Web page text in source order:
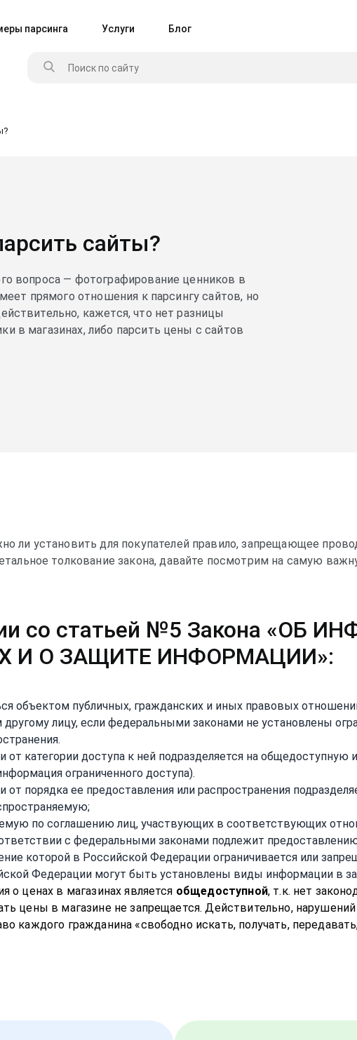
парсинга Услуги Блог
сайты?
вопроса — фотографирование ценников в
прямого отношения к парсингу сайтов, но
кажется, что нет разницы
в магазинах, либо парсить цены с сайтов
ли установить для покупателей правило, запрещающее
толкование закона, давайте посмотрим на самую
со статьей №5 Закона
И О ЗАЩИТЕ ИНФОРМАЦИИ»:
объектом публичных, гражданских и иных правовых
лицу, если федеральными законами не установлены
категории доступа к ней подразделяется на
ограниченного доступа).
порядка ее предоставления или распространения
по соглашению лиц, участвующих в соответствующих
с федеральными законами подлежит
которой в Российской Федерации ограничивается или
Федерации могут быть установлены виды информации в
о ценах в магазинах является общедоступной, т.к. нет
цены в магазине не запрещается. Действительно,
каждого гражданина «свободно искать, получать,